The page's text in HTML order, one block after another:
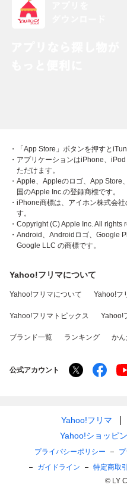
・「App Store」ボタンを押すと
・アプリケーションはiPhone、
ただけます。
・Apple、Appleのロゴ、App
国のApple Inc.の登録商標です。
・iPhone商標は、アイホン株式会
す。
・Copyright (C) Apple Inc. All rights
・Android、Androidロゴ、Google
Google LLC の商標です。
Yahoo!フリマについて
Yahoo!フリマについて Yahoo!フ
Yahoo!フリマトピックス Yahoo!
ブランド一覧 ランキング か
公式アカウント
Yahoo!フリマ
Yahoo!ショッピ
プライバシーポリシー
ガイドライン
特定商取
© LY